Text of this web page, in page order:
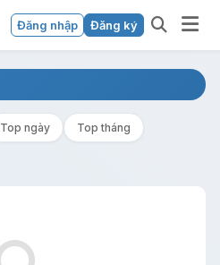
Đăng nhập Đăng ký
Top ngày Top tháng